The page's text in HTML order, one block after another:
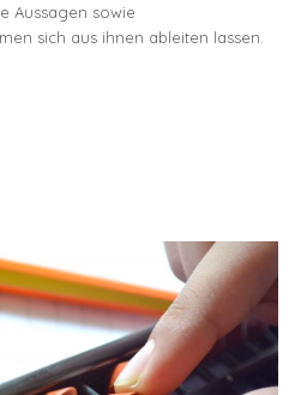
Aussagen sowie
sich aus ihnen ableiten lassen.